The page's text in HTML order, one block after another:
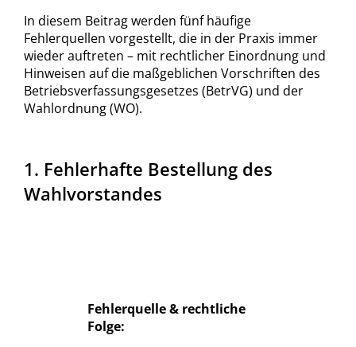
In diesem Beitrag werden fünf häufige
Fehlerquellen vorgestellt, die in der Praxis immer
wieder auftreten – mit rechtlicher Einordnung und
Hinweisen auf die maßgeblichen Vorschriften des
Betriebsverfassungsgesetzes (BetrVG) und der
Wahlordnung (WO).
1. Fehlerhafte Bestellung des
Wahlvorstandes
Fehlerquelle & rechtliche
Folge: